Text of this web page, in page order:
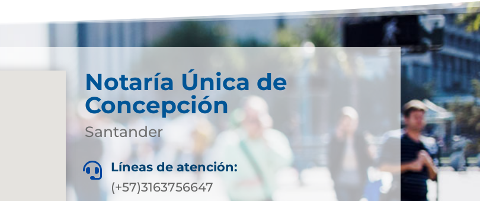
Notaría Única de
Concepción
Santander

Líneas de atención:
(+57)3163756647